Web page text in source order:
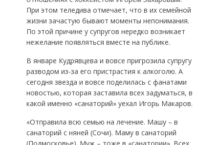
При этом теледива отмечает, что в их семейной
жизни зачастую бывают моменты непонимания.
По этой причине у супругов нередко возникает
нежелание появляться вместе на публике.
В январе Кудрявцева и вовсе пригрозила супругу
разводом из-за его пристрастия к алкоголю. А
сегодня звезда и вовсе поделилась с фанатами
новостью, которая заставила всех задуматься, в
какой именно «санаторий» уехал Игорь Макаров.
«Отправила всю семью на лечение. Машу – в
санаторий с няней (Сочи). Маму в санаторий